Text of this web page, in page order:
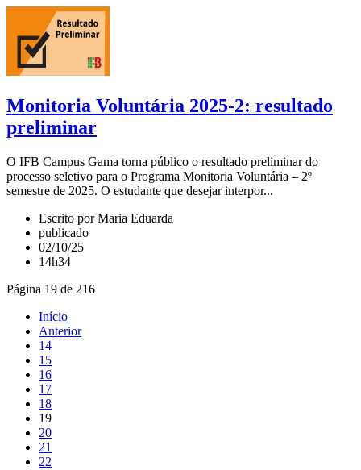
Monitoria Voluntária 2025-2: resultado
preliminar
O IFB Campus Gama torna público o resultado preliminar do
processo seletivo para o Programa Monitoria Voluntária – 2º
semestre de 2025. O estudante que desejar interpor...
Escrito por Maria Eduarda
publicado
02/10/25
14h34
Página 19 de 216
Início
Anterior
14
15
16
17
18
19
20
21
22